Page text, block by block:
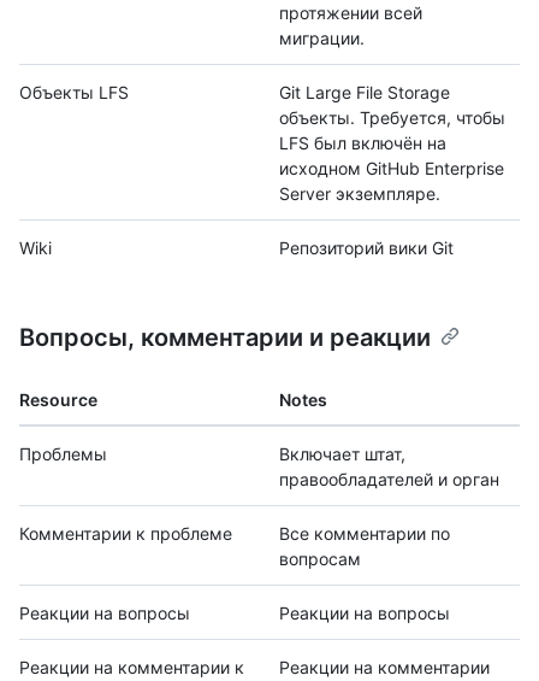
протяжении всей
миграции.
Объекты LFS
Git Large File Storage
объекты. Требуется, чтобы
LFS был включён на
исходном GitHub Enterprise
Server экземпляре.
Wiki Репозиторий вики Git
Вопросы, комментарии и реакции
Resource Notes
Проблемы
Включает штат,
правообладателей и орган
Комментарии к проблеме
Все комментарии по
вопросам
Реакции на вопросы Реакции на вопросы
Реакции на комментарии к
Реакции на комментарии